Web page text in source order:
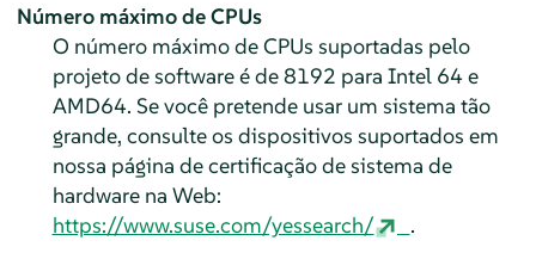
Número máximo de CPUs
O número máximo de CPUs suportadas pelo
projeto de software é de 8192 para Intel 64 e
AMD64. Se você pretende usar um sistema tão
grande, consulte os dispositivos suportados em
nossa página de certificação de sistema de
hardware na Web:
https://www.suse.com/yessearch/
.